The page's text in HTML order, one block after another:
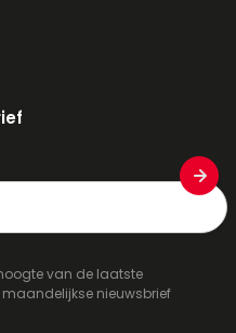
van de laatste
maandelijkse nieuwsbrief